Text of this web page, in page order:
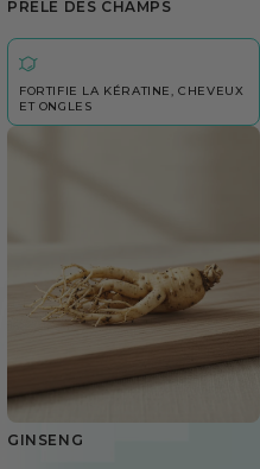
PRÊLE DES CHAMPS
FORTIFIE LA KÉRATINE, CHEVEUX
ET ONGLES
GINSENG